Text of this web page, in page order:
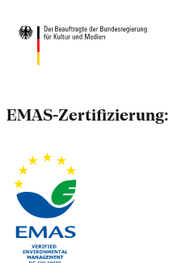
EMAS-Zertifizierung: